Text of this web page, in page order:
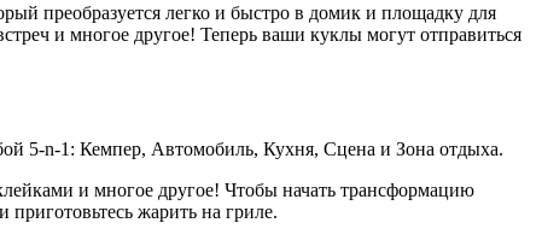
преобразуется легко и быстро в домик и площадку для
и многое другое! Теперь ваши куклы могут отправиться
5-n-1: Кемпер, Автомобиль, Кухня, Сцена и Зона отдыха.
и многое другое! Чтобы начать трансформацию
жарить на гриле.